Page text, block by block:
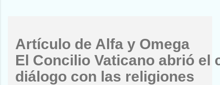
Artículo de Alfa y Omega
El Concilio Vaticano abrió el
diálogo con las religiones